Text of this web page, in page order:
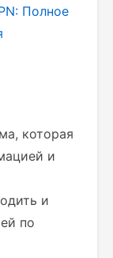
Полное
которая
и
и
по